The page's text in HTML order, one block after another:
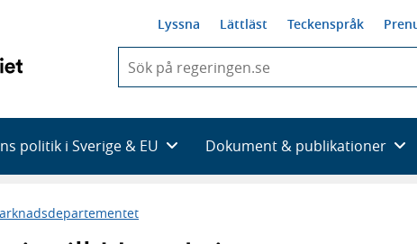
Lyssna Lättläst Teckenspråk
du
skriva
framträder
en
med
politik i Sverige & EU Dokument & publikationer